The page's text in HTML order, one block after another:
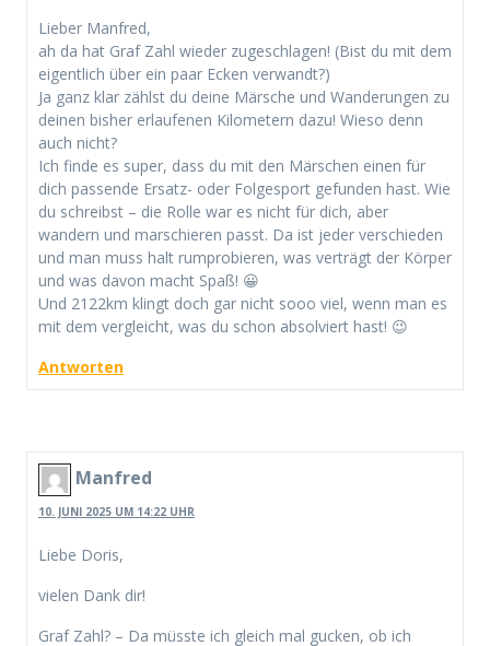
Lieber Manfred,
ah da hat Graf Zahl wieder zugeschlagen! (Bist du mit dem
eigentlich über ein paar Ecken verwandt?)
Ja ganz klar zählst du deine Märsche und Wanderungen zu
deinen bisher erlaufenen Kilometern dazu! Wieso denn
auch nicht?
Ich finde es super, dass du mit den Märschen einen für
dich passende Ersatz- oder Folgesport gefunden hast. Wie
du schreibst – die Rolle war es nicht für dich, aber
wandern und marschieren passt. Da ist jeder verschieden
und man muss halt rumprobieren, was verträgt der Körper
und was davon macht Spaß! 😀
Und 2122km klingt doch gar nicht sooo viel, wenn man es
mit dem vergleicht, was du schon absolviert hast! 😉
Antworten
Manfred
10. JUNI 2025 UM 14:22 UHR
Liebe Doris,
vielen Dank dir!
Graf Zahl? – Da müsste ich gleich mal gucken, ob ich